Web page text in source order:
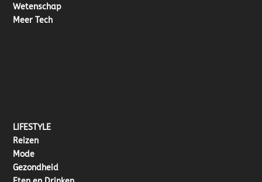
Wetenschap
Meer Tech
LIFESTYLE
Reizen
Mode
Gezondheid